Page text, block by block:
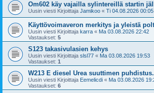
Om602 käy vajailla sylintereillä startin
Uusin viesti Kirjoittaja Jamikoo « Ti 04.08.2026 00:05
Käyttövoimaveron merkitys ja yleistä
Uusin viesti Kirjoittaja karra « Ma 03.08.2026 22:42
Vastaukset: 5
S123 takasivulasien kehys
Uusin viesti Kirjoittaja slsl77 « Ma 03.08.2026 19:53
Vastaukset: 1
W213 E diesel Urea suuttimen puhdistus.
Uusin viesti Kirjoittaja Eemelicdi « Ma 03.08.2026
Vastaukset: 6